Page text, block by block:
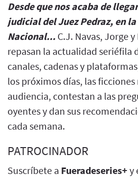
Desde que nos acaba de
judicial del Juez Pedraz, en
Nacional... C.J. Navas, Jorge
repasan la actualidad seriéfila
canales, cadenas y
los próximos días, las ficciones
audiencia, contestan a las
oyentes y dan sus
cada semana.
PATROCINADOR
Suscríbete a Fueradeseries+ y